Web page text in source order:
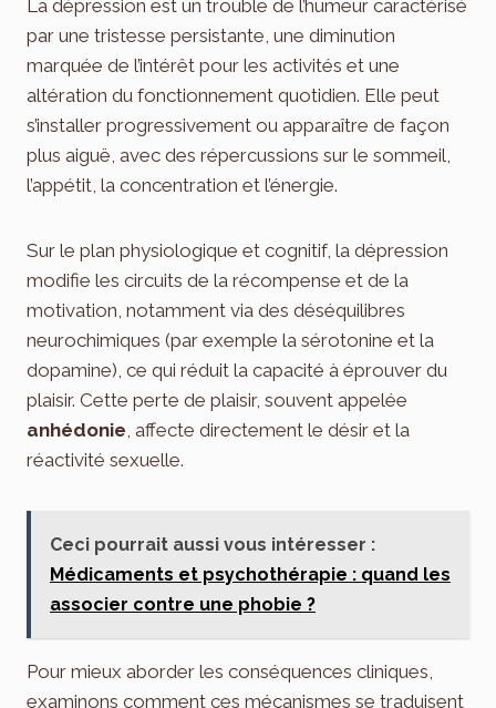
La dépression est un trouble de l’humeur caractérisé
par une tristesse persistante, une diminution
marquée de l’intérêt pour les activités et une
altération du fonctionnement quotidien. Elle peut
s’installer progressivement ou apparaître de façon
plus aiguë, avec des répercussions sur le sommeil,
l’appétit, la concentration et l’énergie.
Sur le plan physiologique et cognitif, la dépression
modifie les circuits de la récompense et de la
motivation, notamment via des déséquilibres
neurochimiques (par exemple la sérotonine et la
dopamine), ce qui réduit la capacité à éprouver du
plaisir. Cette perte de plaisir, souvent appelée
anhédonie , affecte directement le désir et la
réactivité sexuelle.
Ceci pourrait aussi vous intéresser :
Médicaments et psychothérapie : quand les
associer contre une phobie ?
Pour mieux aborder les conséquences cliniques,
examinons comment ces mécanismes se traduisent